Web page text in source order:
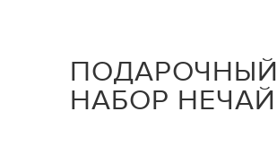
ПОДАРОЧНЫЙ
НАБОР НЕЧАЙ